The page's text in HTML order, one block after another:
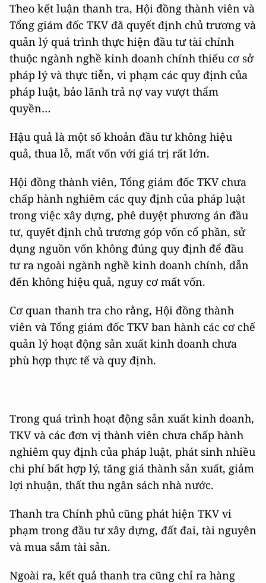
Theo kết luận thanh tra, Hội đồng thành viên và
Tổng giám đốc TKV đã quyết định chủ trương và
quản lý quá trình thực hiện đầu tư tài chính
thuộc ngành nghề kinh doanh chính thiếu cơ sở
pháp lý và thực tiễn, vi phạm các quy định của
pháp luật, bảo lãnh trả nợ vay vượt thẩm
quyền…
Hậu quả là một số khoản đầu tư không hiệu
quả, thua lỗ, mất vốn với giá trị rất lớn.
Hội đồng thành viên, Tổng giám đốc TKV chưa
chấp hành nghiêm các quy định của pháp luật
trong việc xây dựng, phê duyệt phương án đầu
tư, quyết định chủ trương góp vốn cổ phần, sử
dụng nguồn vốn không đúng quy định để đầu
tư ra ngoài ngành nghề kinh doanh chính, dẫn
đến không hiệu quả, nguy cơ mất vốn.
Cơ quan thanh tra cho rằng, Hội đồng thành
viên và Tổng giám đốc TKV ban hành các cơ chế
quản lý hoạt động sản xuất kinh doanh chưa
phù hợp thực tế và quy định.
Trong quá trình hoạt động sản xuất kinh doanh,
TKV và các đơn vị thành viên chưa chấp hành
nghiêm quy định của pháp luật, phát sinh nhiều
chi phí bất hợp lý, tăng giá thành sản xuất, giảm
lợi nhuận, thất thu ngân sách nhà nước.
Thanh tra Chính phủ cũng phát hiện TKV vi
phạm trong đầu tư xây dựng, đất đai, tài nguyên
và mua sắm tài sản.
Ngoài ra, kết quả thanh tra cũng chỉ ra hàng